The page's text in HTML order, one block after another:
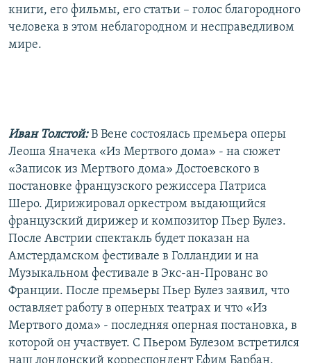
книги, его фильмы, его статьи – голос благородного
человека в этом неблагородном и несправедливом
мире.
Иван Толстой:В Вене состоялась премьера оперы
Леоша Яначека «Из Мертвого дома» - на сюжет
«Записок из Мертвого дома» Достоевского в
постановке французского режиссера Патриса
Шеро. Дирижировал оркестром выдающийся
французский дирижер и композитор Пьер Булез.
После Австрии спектакль будет показан на
Амстердамском фестивале в Голландии и на
Музыкальном фестивале в Экс-ан-Прованс во
Франции. После премьеры Пьер Булез заявил, что
оставляет работу в оперных театрах и что «Из
Мертвого дома» - последняя оперная постановка, в
которой он участвует. С Пьером Булезом встретился